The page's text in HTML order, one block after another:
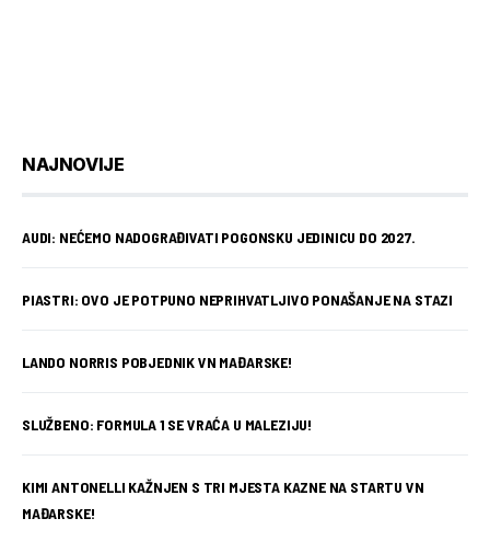
NAJNOVIJE
AUDI: NEĆEMO NADOGRAĐIVATI POGONSKU JEDINICU DO 2027.
PIASTRI: OVO JE POTPUNO NEPRIHVATLJIVO PONAŠANJE NA STAZI
LANDO NORRIS POBJEDNIK VN MAĐARSKE!
SLUŽBENO: FORMULA 1 SE VRAĆA U MALEZIJU!
KIMI ANTONELLI KAŽNJEN S TRI MJESTA KAZNE NA STARTU VN
MAĐARSKE!